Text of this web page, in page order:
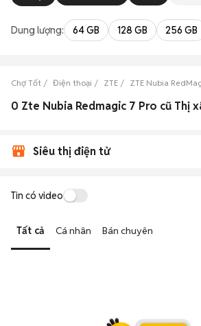
Dung lượng: 64 GB 128 GB 256 GB
Chợ Tốt Điện thoại ZTE ZTE Nubia
Siêu thị điện tử
Tin có video
Tất cả Cá nhân Bán chuyên